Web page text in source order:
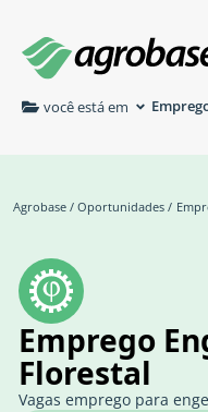
você está em
Agrobase / Oportunidades /
Emprego
Florestal
Vagas emprego para